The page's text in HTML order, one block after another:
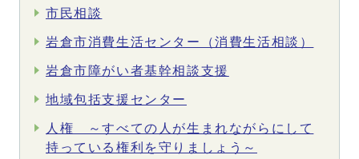
市民相談
岩倉市消費生活センター（消費生活相談）
岩倉市障がい者基幹相談支援
地域包括支援センター
人権 ～すべての人が生まれながらにして
持っている権利を守りましょう～